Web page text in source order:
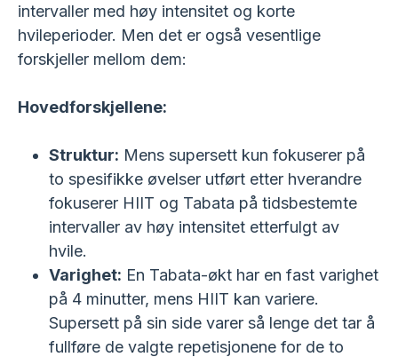
intervaller med høy intensitet og korte
hvileperioder. Men det er også vesentlige
forskjeller mellom dem:
Hovedforskjellene:
Struktur: Mens supersett kun fokuserer på
to spesifikke øvelser utført etter hverandre
fokuserer HIIT og Tabata på tidsbestemte
intervaller av høy intensitet etterfulgt av
hvile.
Varighet: En Tabata-økt har en fast varighet
på 4 minutter, mens HIIT kan variere.
Supersett på sin side varer så lenge det tar å
fullføre de valgte repetisjonene for de to